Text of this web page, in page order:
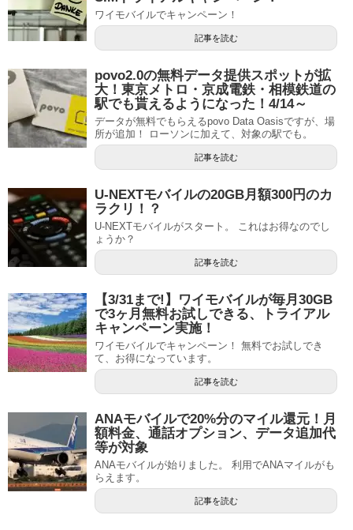
ワイモバイルでキャンペーン！
記事を読む
povo2.0の無料データ提供スポットが拡
大！東京メトロ・京成電鉄・相模鉄道の
駅でも貰えるようになった！4/14～
データが無料でもらえるpovo Data Oasisですが、場
所が追加！ ローソンに加えて、対象の駅でも。
記事を読む
U-NEXTモバイルの20GB月額300円のカ
ラクリ！？
U-NEXTモバイルがスタート。 これはお得なのでし
ょうか？
記事を読む
【3/31まで!】ワイモバイルが毎月30GB
で3ヶ月無料お試しできる、トライアル
キャンペーン実施！
ワイモバイルでキャンペーン！ 無料でお試しでき
て、お得になっています。
記事を読む
ANAモバイルで20%分のマイル還元！月
額料金、通話オプション、データ追加代
等が対象
ANAモバイルが始りました。 利用でANAマイルがも
らえます。
記事を読む